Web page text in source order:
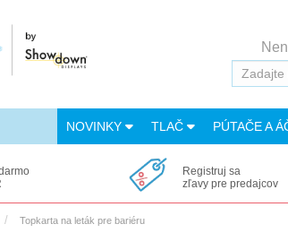
NOVINKY TLAČ PÚTAČE A
Registruj sa
zľavy pre predajcov
Topkarta na leták pre bariéru